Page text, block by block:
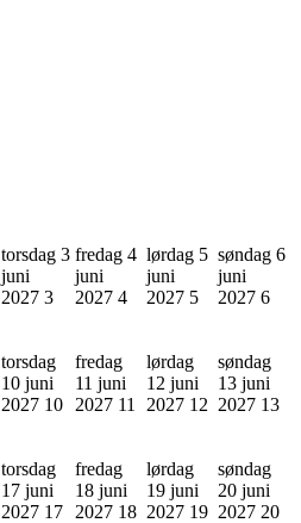
torsdag 3
juni
2027 3
fredag 4
juni
2027 4
lørdag 5
juni
2027 5
søndag 6
juni
2027 6
torsdag
10 juni
2027 10
fredag
11 juni
2027 11
lørdag
12 juni
2027 12
søndag
13 juni
2027 13
torsdag
17 juni
2027 17
fredag
18 juni
2027 18
lørdag
19 juni
2027 19
søndag
20 juni
2027 20